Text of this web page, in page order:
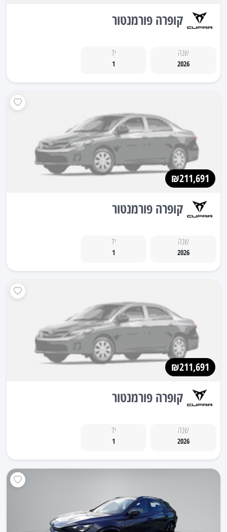
קופרה פורמנטור
שנה
2026
יד
1
₪211,691
קופרה פורמנטור
שנה
2026
יד
1
₪211,691
קופרה פורמנטור
שנה
2026
יד
1